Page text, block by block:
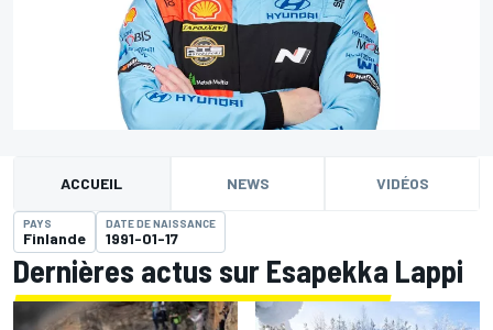
ACCUEIL NEWS VIDÉOS
PAYS
Finlande
DATE DE NAISSANCE
1991-01-17
Dernières actus sur Esapekka Lappi